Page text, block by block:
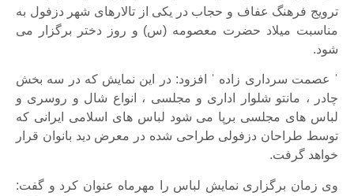
ترویج فرهنگ عفاف و حجاب در یکی از تالارهای شهر دزفول به
مناسبت میلاد حضرت معصومه (س) و روز دختر برگزار می
شود.
ˈ عصمت سرداری زاده ˈ افزود: در این نمایش که در سه بخش
چادر ، مانتو شلوار اداری و مجلسی ، انواع شال و روسری و
لباس های مجلسی برپا می شود لباس های اسلامی ایرانی که
توسط طراحان دزفولی طراحی شده در معرض دید بانوان قرار
خواهد گرفت.
وی زمان برگزاری نمایش لباس را مهرماه عنوان کرد و گفت: